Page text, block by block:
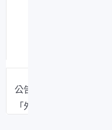
公告標售內容如pdf附加
「外標封」)，供廠商下